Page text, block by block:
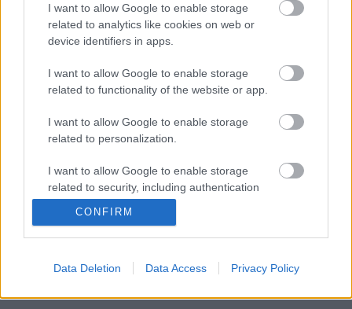
I want to allow Google to enable storage
related to analytics like cookies on web or
device identifiers in apps.
I want to allow Google to enable storage
related to functionality of the website or app.
I want to allow Google to enable storage
related to personalization.
I want to allow Google to enable storage
related to security, including authentication
functionality and fraud prevention, and other
CONFIRM
Data Deletion Data Access Privacy Policy
Riporter: Tehát ha hagyom nyugodtan, befejezzük a
riportot, akkor a repülőgépek után merre veszi az
irányt itt a könyvespolcok között?
Mácsai Pál: Először is meg fogom nézni a drámák
című polcot, hogy van-e ott valami olyan új, ami
nekem még nincs meg, aztán pedig a szépirodalom
felé fogok menni, tekintettel arra, hogy ez egy nagy
könyváruház, meg fogom nézni a CD-ket, és
szerintem akkor már el is kezdjük az elolvasást.